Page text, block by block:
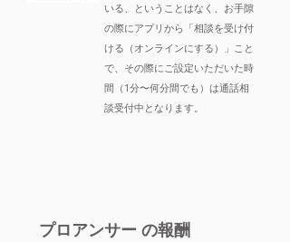
いる、ということはなく、お手隙
の際にアプリから「相談を受け付
ける（オンラインにする）」こと
で、その際にご設定いただいた時
間（1分〜何分間でも）は通話相
談受付中となります。
プロアンサー の報酬